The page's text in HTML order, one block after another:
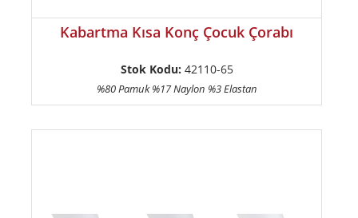
Kabartma Kısa Konç Çocuk Çorabı
Stok Kodu: 42110-65
%80 Pamuk %17 Naylon %3 Elastan